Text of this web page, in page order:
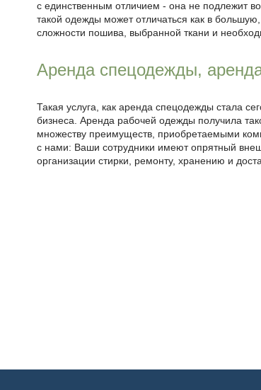
с единственным отличием - она не подлежит
такой одежды может отличаться как в
сложности пошива, выбранной ткани и
Аренда спецодежды,
Такая услуга, как аренда спецодежды стала
бизнеса. Аренда рабочей одежды получила
множеству преимуществ, приобретаемыми
с нами: Ваши сотрудники имеют опрятный
организации стирки, ремонту, хранению и